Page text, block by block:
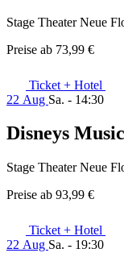
Stage Theater Neue
Preise ab 73,99 €
Ticket + Hotel
22 Aug Sa. - 14:30
Disneys
Stage Theater Neue
Preise ab 93,99 €
Ticket + Hotel
22 Aug Sa. - 19:30